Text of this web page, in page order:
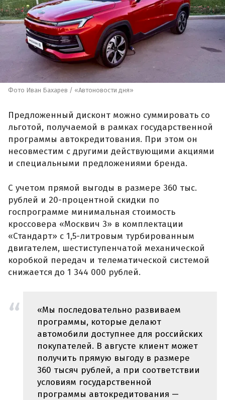
Фото Иван Бахарев / «Автоновости дня»
Предложенный дисконт можно суммировать со
льготой, получаемой в рамках государственной
программы автокредитования. При этом он
несовместим с другими действующими акциями
и специальными предложениями бренда.
С учетом прямой выгоды в размере 360 тыс.
рублей и 20-процентной скидки по
госпрограмме минимальная стоимость
кроссовера «Москвич 3» в комплектации
«Стандарт» с 1,5-литровым турбированным
двигателем, шестиступенчатой механической
коробкой передач и телематической системой
снижается до 1 344 000 рублей.
«Мы последовательно развиваем
программы, которые делают
автомобили доступнее для российских
покупателей. В августе клиент может
получить прямую выгоду в размере
360 тысяч рублей, а при соответствии
условиям государственной
программы автокредитования —